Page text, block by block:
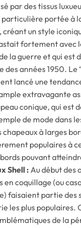
par des tissus
portée à
un style
fortement avec
la guerre et qui est
des années 1950. Le
lancé une
extravagante
conique, qui est
de mode dans
chapeaux à larges
populaires à
pouvant
Shell : Au début des
en coquillage (ou
faisaient partie des
les plus populaires.
de la